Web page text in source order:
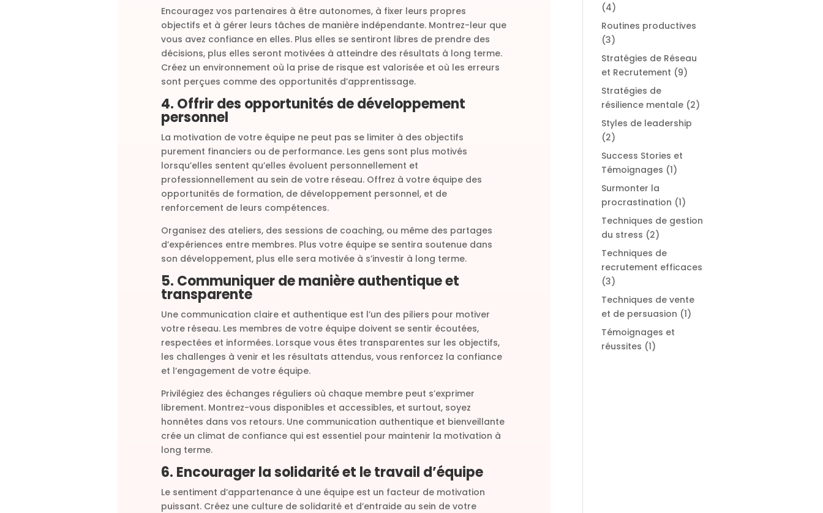
Encouragez vos partenaires à être autonomes, à fixer leurs propres
objectifs et à gérer leurs tâches de manière indépendante. Montrez-leur que
vous avez confiance en elles. Plus elles se sentiront libres de prendre des
décisions, plus elles seront motivées à atteindre des résultats à long terme.
Créez un environnement où la prise de risque est valorisée et où les erreurs
sont perçues comme des opportunités d’apprentissage.
4. Offrir des opportunités de développement
personnel
La motivation de votre équipe ne peut pas se limiter à des objectifs
purement financiers ou de performance. Les gens sont plus motivés
lorsqu’elles sentent qu’elles évoluent personnellement et
professionnellement au sein de votre réseau. Offrez à votre équipe des
opportunités de formation, de développement personnel, et de
renforcement de leurs compétences.
Organisez des ateliers, des sessions de coaching, ou même des partages
d’expériences entre membres. Plus votre équipe se sentira soutenue dans
son développement, plus elle sera motivée à s’investir à long terme.
5. Communiquer de manière authentique et
transparente
Une communication claire et authentique est l’un des piliers pour motiver
votre réseau. Les membres de votre équipe doivent se sentir écoutées,
respectées et informées. Lorsque vous êtes transparentes sur les objectifs,
les challenges à venir et les résultats attendus, vous renforcez la confiance
et l’engagement de votre équipe.
Privilégiez des échanges réguliers où chaque membre peut s’exprimer
librement. Montrez-vous disponibles et accessibles, et surtout, soyez
honnêtes dans vos retours. Une communication authentique et bienveillante
crée un climat de confiance qui est essentiel pour maintenir la motivation à
long terme.
6. Encourager la solidarité et le travail d’équipe
Le sentiment d’appartenance à une équipe est un facteur de motivation
puissant. Créez une culture de solidarité et d’entraide au sein de votre
(4)
Routines productives
(3)
Stratégies de Réseau
et Recrutement (9)
Stratégies de
résilience mentale(2)
Styles de leadership
(2)
Success Stories et
Témoignages (1)
Surmonter la
procrastination (1)
Techniques de gestion
du stress (2)
Techniques de
recrutement efficaces
(3)
Techniques de vente
et de persuasion (1)
Témoignages et
réussites (1)